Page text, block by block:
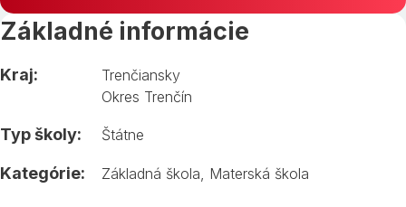
Základné informácie
Kraj:
Trenčiansky
Okres Trenčín
Typ školy: Štátne
Kategórie: Základná škola Materská škola